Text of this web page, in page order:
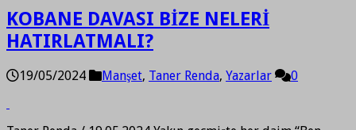
KOBANE DAVASI BİZE NELERİ
HATIRLATMALI?
19/05/2024 Manşet, Taner Renda, Yazarlar 0